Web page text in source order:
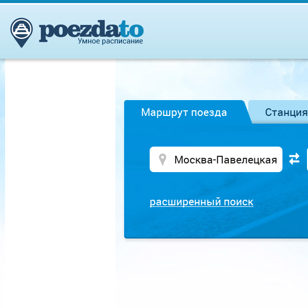
Маршрут поезда Станция
расширенный поиск